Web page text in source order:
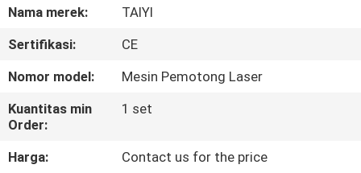
KAMI
TUR
PABRIK
Nama merek:
TAIYI
Sertifikasi:
CE
Nomor model:
Mesin Pemotong Laser
Kuantitas min
Order:
1 set
Harga:
Contact us for the price